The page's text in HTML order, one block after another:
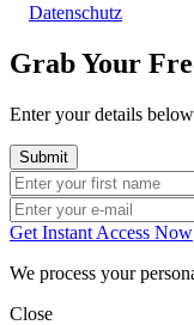
Datenschutz
Grab Your
Enter your details
Get Instant Access Now
We process your
Close